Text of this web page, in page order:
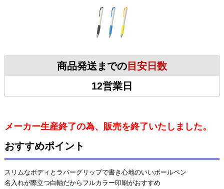
商品発送までの 目安日数
12営業日
メーカー生産終了の為、販売を終了いたしました。
おすすめポイント
スリムなボディとラバーグリップで書き心地のいいボールペン
名入れが際立つ白軸だからフルカラー印刷がおすすめ